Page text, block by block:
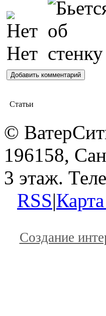
Статьи
©
196158,
3 этаж.
RSS|
Создание